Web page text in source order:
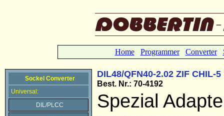
Home Programmer Converter
Sockel Converter
Universal:
DIL/PLCC
DIL48/QFN40-2.02 ZIF CHIL-5
Best. Nr.: 70-4192
Spezial